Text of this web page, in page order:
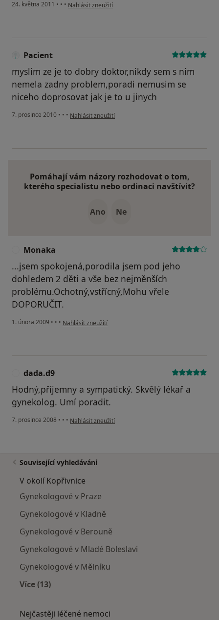
24. května 2011 • • • podle názoru uživatele Váš účet byl odstraněn
Nahlásit zneužití
Pacient
myslim ze je to dobry doktor,nikdy sem s nim
nemela zadny problem,poradi nemusim se
niceho doprosovat jak je to u jinych
7. prosince 2010 • • • podle názoru uživatele Pacient
Nahlásit zneužití
Pomáhají vám názory rozhodovat o tom,
kterého specialistu nebo ordinaci navštívit?
Ano Ne
Monaka
...jsem spokojená,porodila jsem pod jeho
dohledem 2 děti a vše bez nejměnších
problému.Ochotný,vstřícný,Mohu vřele
DOPORUČIT.
1. února 2009 • • • podle názoru uživatele Monaka
Nahlásit zneužití
dada.d9
Hodný,příjemny a sympatický. Skvělý lékař a
gynekolog. Umí poradit.
7. prosince 2008 • • • podle názoru uživatele dada.d9
Nahlásit zneužití
Související vyhledávání
V okolí Kopřivnice
Gynekologové v Praze
Gynekologové v Kladně
Gynekologové v Berouně
Gynekologové v Mladé Boleslavi
Gynekologové v Mělníku
Více (13)
Nejčastěji léčené nemoci